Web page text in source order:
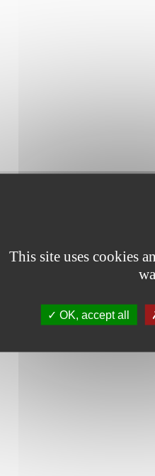
This site uses cookies
OK, accept all